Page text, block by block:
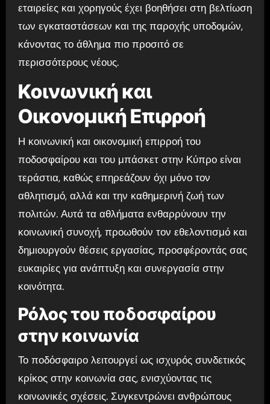
εταιρείες και χορηγούς έχει βοηθήσει στη βελτίωση
των εγκαταστάσεων και της παροχής υποδομών,
κάνοντας το άθλημα πιο προσιτό σε
περισσότερους νέους.
Κοινωνική και
Οικονομική Επιρροή
Η κοινωνική και οικονομική επιρροή του
ποδοσφαίρου και του μπάσκετ στην Κύπρο είναι
τεράστια, καθώς επηρεάζουν όχι μόνο τον
αθλητισμό, αλλά και την καθημερινή ζωή των
πολιτών. Αυτά τα αθλήματα ενθαρρύνουν την
κοινωνική συνοχή, προωθούν τον εθελοντισμό και
δημιουργούν θέσεις εργασίας, προσφέροντάς σας
ευκαιρίες για ανάπτυξη και συνεργασία στην
κοινότητα.
Ρόλος του ποδοσφαίρου
στην κοινωνία
Το ποδόσφαιρο λειτουργεί ως ισχυρός συνδετικός
κρίκος στην κοινωνία σας, ενισχύοντας τις
κοινωνικές σχέσεις. Συγκεντρώνει ανθρώπους